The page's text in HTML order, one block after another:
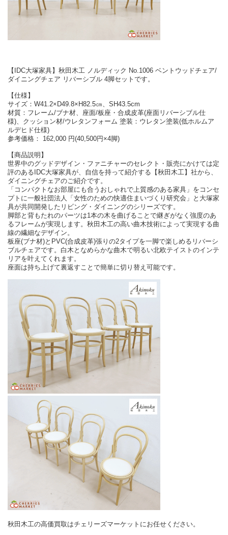
【IDC大塚家具】秋田木工 ノルディック No.1006 ベントウッドチェア/
ダイニングチェア リバーシブル 4脚セットです。
【仕様】
サイズ：W41.2×D49.8×H82.5㎝、SH43.5cm
材質：フレーム/ブナ材、座面/板座・合成皮革(座面リバーシブル仕
様)、クッション材/ウレタンフォーム 塗装：ウレタン塗装(低ホルムア
ルデヒド仕様)
参考価格： 162,000 円(40,500円×4脚)
【商品説明】
世界中のグッドデザイン・ファニチャーのセレクト・販売にかけては定
評のあるIDC大塚家具が、自信を持って紹介する【秋田木工】社から、
ダイニングチェアのご紹介です。
「コンパクトなお部屋にも合うおしゃれで上質感のある家具」をコンセ
プトに一般社団法人「女性のための快適住まいづくり研究会」と大塚家
具が共同開発したリビング・ダイニングのシリーズです。
脚部と背もたれのパーツは1本の木を曲げることで継ぎがなく強度のあ
るフレームが実現します。秋田木工の高い曲木技術によって実現する曲
線の繊細なデザイン。
板座(ブナ材)とPVC(合成皮革)張りの2タイプを一脚で楽しめるリバーシ
ブルチェアです。白木となめらかな曲木で明るい北欧テイストのインテ
リアを叶えてくれます。
座面は持ち上げて裏返すことで簡単に切り替え可能です。
秋田木工の高価買取はチェリーズマーケットにお任せください。